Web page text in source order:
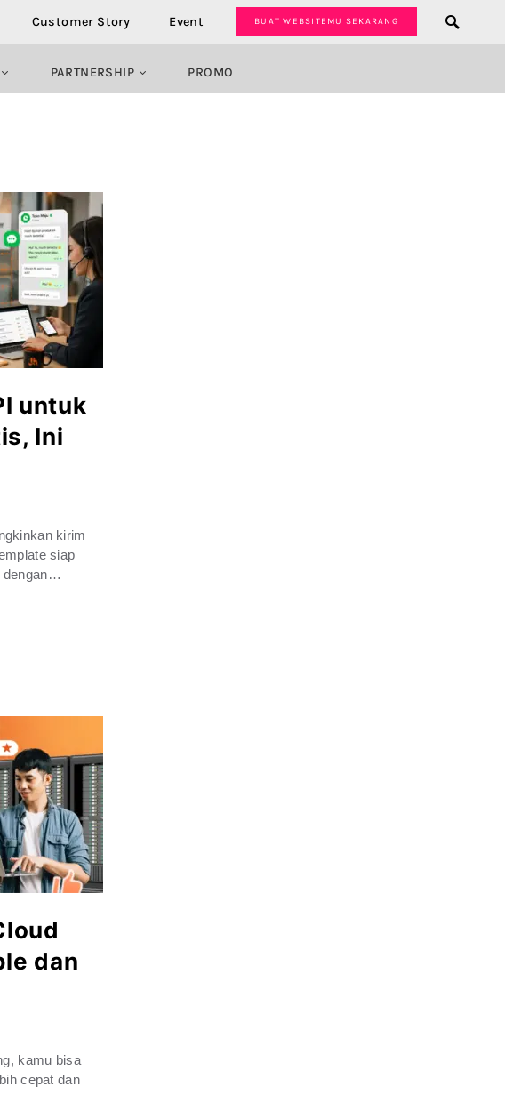
Customer Story Event BUAT WEBSITEMU SEKARANG
PARTNERSHIP PROMO
untuk
Ini
kirim
siap
dengan…
dan
kamu bisa
cepat dan